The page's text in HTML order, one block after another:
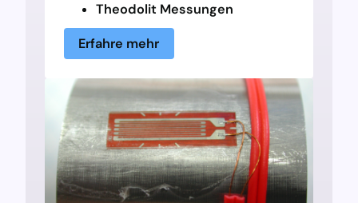
Theodolit Messungen
Erfahre mehr